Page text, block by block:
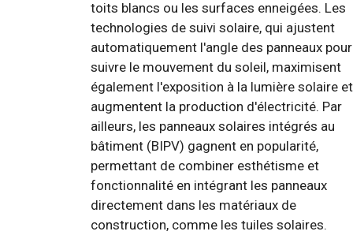
toits blancs ou les surfaces enneigées. Les
technologies de suivi solaire, qui ajustent
automatiquement l'angle des panneaux pour
suivre le mouvement du soleil, maximisent
également l'exposition à la lumière solaire et
augmentent la production d'électricité. Par
ailleurs, les panneaux solaires intégrés au
bâtiment (BIPV) gagnent en popularité,
permettant de combiner esthétisme et
fonctionnalité en intégrant les panneaux
directement dans les matériaux de
construction, comme les tuiles solaires.